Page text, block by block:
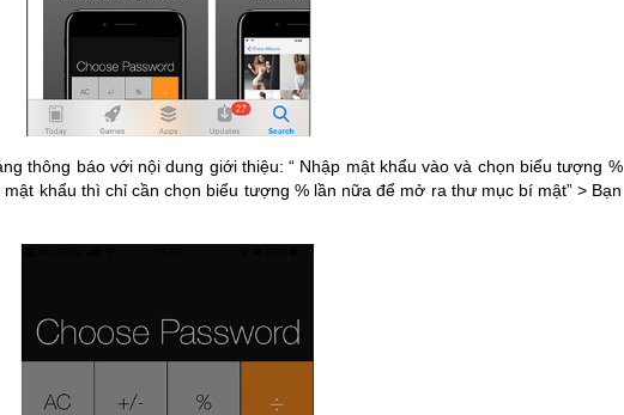
thông báo với nội dung giới thiệu: “ Nhập mật khẩu vào và chọn biểu tượng %
khẩu thì chỉ cần chọn biểu tượng % lần nữa để mở ra thư mục bí mật” > Bạn